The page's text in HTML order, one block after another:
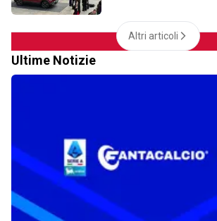
Altri articoli
Ultime Notizie